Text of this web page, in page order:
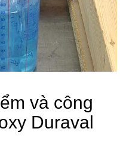
và công
Duraval